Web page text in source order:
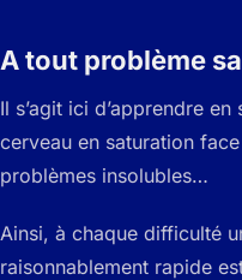
A tout problème
Il s’agit ici d’apprendre
cerveau en saturation
problèmes insolubles…
Ainsi, à chaque difficulté
raisonnablement rapide